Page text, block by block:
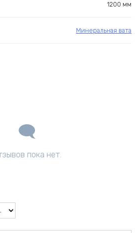
1200 мм
Минеральная вата
пока нет.